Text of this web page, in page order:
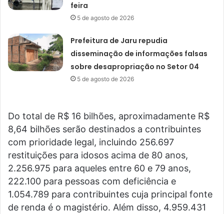
feira
5 de agosto de 2026
Prefeitura de Jaru repudia
disseminação de informações falsas
sobre desapropriação no Setor 04
5 de agosto de 2026
Do total de R$ 16 bilhões, aproximadamente R$
8,64 bilhões serão destinados a contribuintes
com prioridade legal, incluindo 256.697
restituições para idosos acima de 80 anos,
2.256.975 para aqueles entre 60 e 79 anos,
222.100 para pessoas com deficiência e
1.054.789 para contribuintes cuja principal fonte
de renda é o magistério. Além disso, 4.959.431